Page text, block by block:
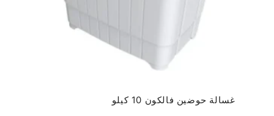
غسالة حوضين فالكون 10 كيلو